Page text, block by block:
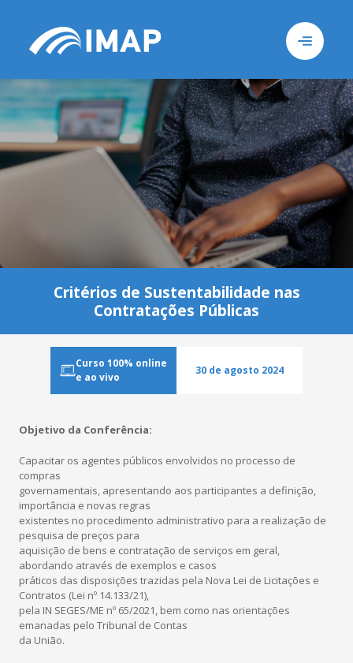
Busca
Critérios de Sustentabilidade nas
Contratações Públicas
Curso 100% online
e ao vivo
30 de agosto 2024
Objetivo da Conferência:
Capacitar os agentes públicos envolvidos no processo de
compras
governamentais, apresentando aos participantes a definição,
importância e novas regras
existentes no procedimento administrativo para a realização de
pesquisa de preços para
aquisição de bens e contratação de serviços em geral,
abordando através de exemplos e casos
práticos das disposições trazidas pela Nova Lei de Licitações e
Contratos (Lei nº 14.133/21),
pela IN SEGES/ME nº 65/2021, bem como nas orientações
emanadas pelo Tribunal de Contas
da União.